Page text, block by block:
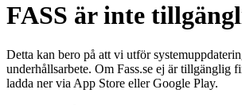
FASS är inte
Detta kan bero på att vi utför
underhållsarbete. Om Fass.se ej är tillgänglig
ladda ner via App Store eller Google Play.